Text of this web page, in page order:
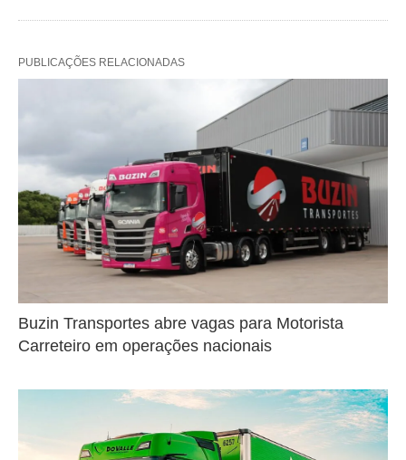
PUBLICAÇÕES RELACIONADAS
Buzin Transportes abre vagas para Motorista
Carreteiro em operações nacionais